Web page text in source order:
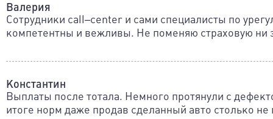
Валерия
Сотрудники call–center и сами специалисты по
компетентны и вежливы. Не поменяю страховую ни
Константин
Выплаты после тотала. Немного протянули с
итоге норм даже продав сделанный авто столько не